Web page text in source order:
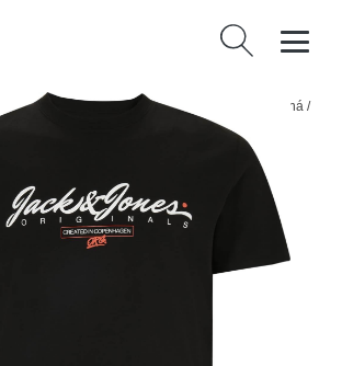
Vyhledávání
Muži/
Tričko 'SYMBOL' Jack & Jones Plus červená /